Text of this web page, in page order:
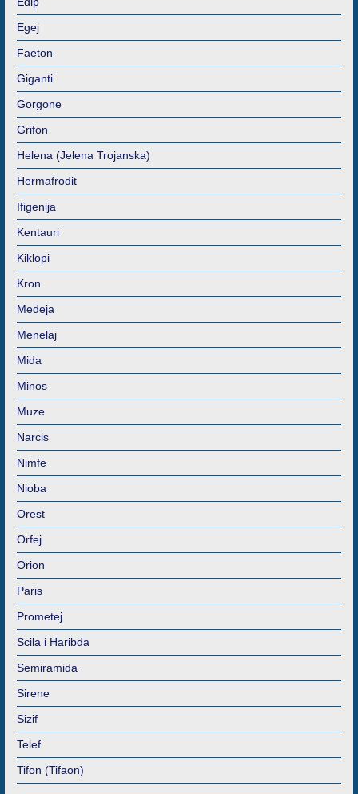
Egej
Faeton
Giganti
Gorgone
Grifon
Helena (Jelena Trojanska)
Hermafrodit
Ifigenija
Kentauri
Kiklopi
Kron
Medeja
Menelaj
Mida
Minos
Muze
Narcis
Nimfe
Nioba
Orest
Orfej
Orion
Paris
Prometej
Scila i Haribda
Semiramida
Sirene
Sizif
Telef
Tifon (Tifaon)